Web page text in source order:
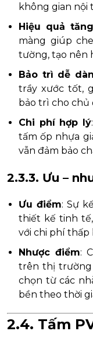
không gian nội
Hiệu quả
màng giúp
tường, tạo nên
Bảo trì dễ
trầy xước tốt,
bảo trì cho chủ
Chi phí hợp lý
tấm ốp nhựa
vẫn đảm bảo
2.3.3. Ưu –
Ưu điểm: Sự
thiết kế tinh
với chi phí thấp
Nhược điểm:
trên thị trường
chọn từ các
bền theo thời
2.4. Tấm